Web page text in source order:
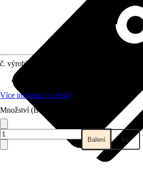
č. výrobku
Více informací o zboží
Množství (Balení)
Balení ks